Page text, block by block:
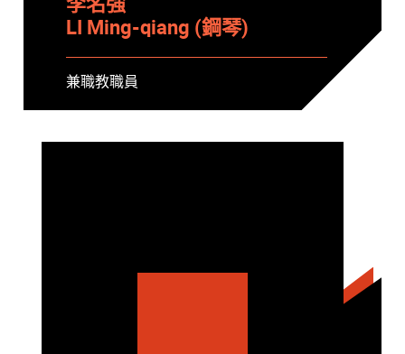
LI Ming-qiang (鋼琴)
兼職教職員